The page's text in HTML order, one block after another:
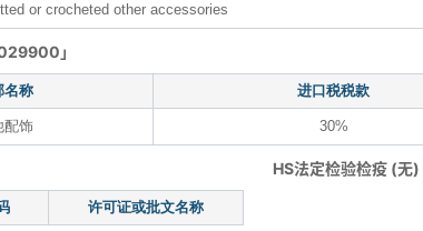
or crocheted other accessories
」
名称 进口税税款
配饰 30%
HS法定检验检疫 (无)
许可证或批文名称